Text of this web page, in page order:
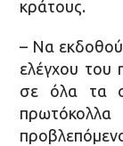
κράτους.
– Να
ελέγχου του
σε όλα τα